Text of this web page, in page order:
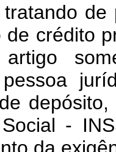
de
de crédito
pessoa
-
da